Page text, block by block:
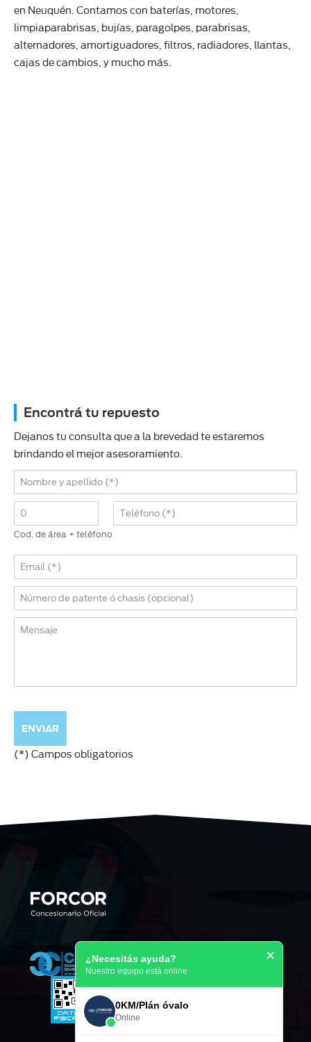
en Neuquén. Contamos con baterías, motores,
limpiaparabrisas, bujías, paragolpes, parabrisas,
alternadores, amortiguadores, filtros, radiadores, llantas,
cajas de cambios, y mucho más.
Encontrá tu repuesto
Dejanos tu consulta que a la brevedad te estaremos
brindando el mejor asesoramiento.
Cod. de área + teléfono
(*) Campos obligatorios
¿Necesitás ayuda?
Nuestro equipo está online
✕
0KM/Plán óvalo
Online